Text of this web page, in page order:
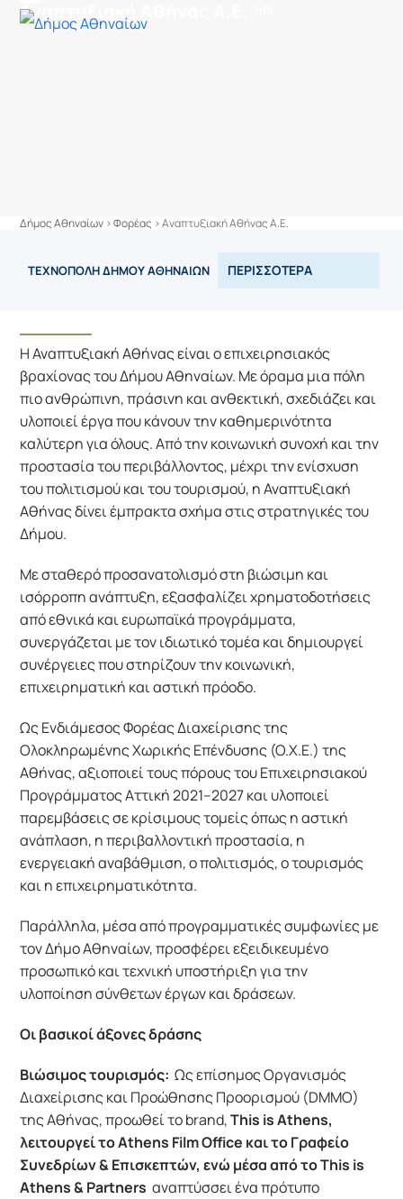
Skip
περιεχόμενο
Open
Close
Αναπτυξιακή Αθήνας Α.Ε.
Δήμος Αθηναίων >Φορέας >Αναπτυξιακή Αθήνας Α.Ε.
Η Αναπτυξιακή Αθήνας είναι ο επιχειρησιακός
βραχίονας του Δήμου Αθηναίων. Με όραμα μια πόλη
πιο ανθρώπινη, πράσινη και ανθεκτική, σχεδιάζει και
υλοποιεί έργα που κάνουν την καθημερινότητα
καλύτερη για όλους. Από την κοινωνική συνοχή και την
προστασία του περιβάλλοντος, μέχρι την ενίσχυση
του πολιτισμού και του τουρισμού, η Αναπτυξιακή
Αθήνας δίνει έμπρακτα σχήμα στις στρατηγικές του
Δήμου.
Με σταθερό προσανατολισμό στη βιώσιμη και
ισόρροπη ανάπτυξη, εξασφαλίζει χρηματοδοτήσεις
από εθνικά και ευρωπαϊκά προγράμματα,
συνεργάζεται με τον ιδιωτικό τομέα και δημιουργεί
συνέργειες που στηρίζουν την κοινωνική,
επιχειρηματική και αστική πρόοδο.
Ως Ενδιάμεσος Φορέας Διαχείρισης της
Ολοκληρωμένης Χωρικής Επένδυσης (Ο.Χ.Ε.) της
Αθήνας, αξιοποιεί τους πόρους του Επιχειρησιακού
Προγράμματος Αττική 2021–2027 και υλοποιεί
παρεμβάσεις σε κρίσιμους τομείς όπως η αστική
ανάπλαση, η περιβαλλοντική προστασία, η
ενεργειακή αναβάθμιση, ο πολιτισμός, ο τουρισμός
και η επιχειρηματικότητα.
Παράλληλα, μέσα από προγραμματικές συμφωνίες με
τον Δήμο Αθηναίων, προσφέρει εξειδικευμένο
προσωπικό και τεχνική υποστήριξη για την
υλοποίηση σύνθετων έργων και δράσεων.
Οι βασικοί άξονες δράσης
Βιώσιμος τουρισμός: Ως επίσημος Οργανισμός
Διαχείρισης και Προώθησης Προορισμού (DMMO)
της Αθήνας, προωθεί το brand, This is Athens,
λειτουργεί το Athens Film Office και το Γραφείο
Συνεδρίων & Επισκεπτών, ενώ μέσα από το This is
Athens & Partners αναπτύσσει ένα πρότυπο
ΤΕΧΝΟΠΟΛΗ ΔΗΜΟΥ ΑΘΗΝΑΙΩΝ ΠΕΡΙΣΣΟΤΕΡΑ